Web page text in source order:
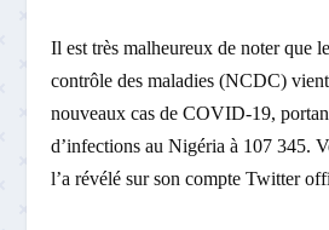
Il est très malheureux de noter que
contrôle des maladies (NCDC)
nouveaux cas de COVID-19,
d’infections au Nigéria à 107 345.
l’a révélé sur son compte Twitter